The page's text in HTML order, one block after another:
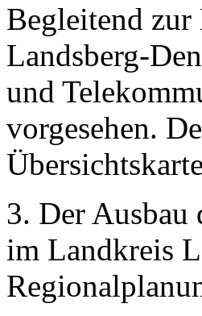
Begleitend
Landsberg-
und
vorgesehen.
3. Der Ausbau
im Landkreis